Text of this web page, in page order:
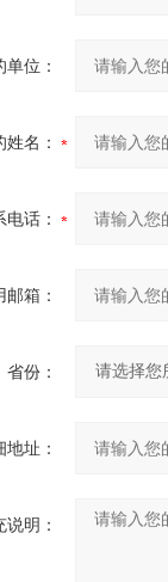
单位：
姓名：
电话：
邮箱：
省份：
地址：
说明：